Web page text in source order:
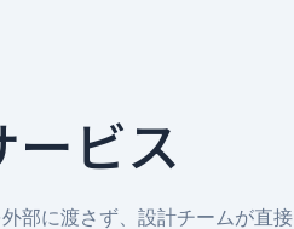
ービス
部に渡さず、設計チームが直接